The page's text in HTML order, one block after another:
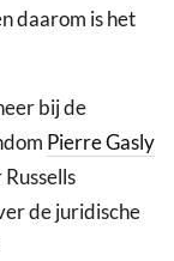
daarom is het
bij de
Pierre Gasly
de juridische